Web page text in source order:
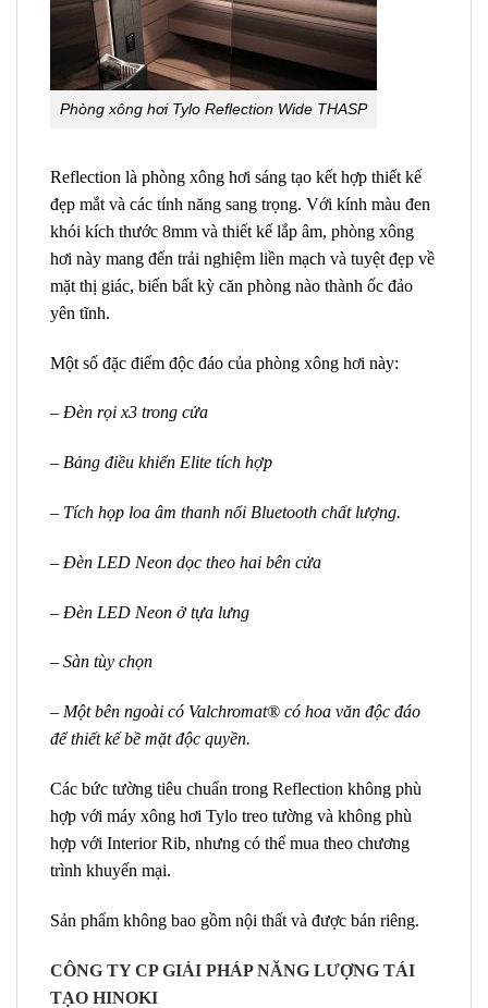
Phòng xông hơi Tylo Reflection Wide THASP
Reflection là phòng xông hơi sáng tạo kết hợp thiết kế
đẹp mắt và các tính năng sang trọng. Với kính màu đen
khói kích thước 8mm và thiết kế lắp âm, phòng xông
hơi này mang đến trải nghiệm liền mạch và tuyệt đẹp về
mặt thị giác, biến bất kỳ căn phòng nào thành ốc đảo
yên tĩnh.
Một số đặc điểm độc đáo của phòng xông hơi này:
– Đèn rọi x3 trong cửa
– Bảng điều khiển Elite tích hợp
– Tích họp loa âm thanh nổi Bluetooth chất lượng.
– Đèn LED Neon dọc theo hai bên cửa
– Đèn LED Neon ở tựa lưng
– Sàn tùy chọn
– Một bên ngoài có Valchromat® có hoa văn độc đáo
để thiết kế bề mặt độc quyền.
Các bức tường tiêu chuẩn trong Reflection không phù
hợp với máy xông hơi Tylo treo tường và không phù
hợp với Interior Rib, nhưng có thể mua theo chương
trình khuyến mại.
Sản phẩm không bao gồm nội thất và được bán riêng.
CÔNG TY CP GIẢI PHÁP NĂNG LƯỢNG TÁI
TẠO HINOKI